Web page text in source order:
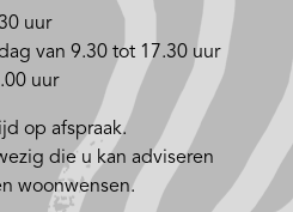
uur
van 9.30 tot 17.30 uur
uur
op afspraak.
die u kan adviseren
woonwensen.